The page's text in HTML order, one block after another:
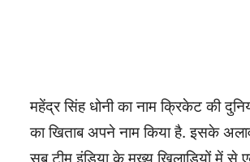
महेंद्र सिंह धोनी का नाम क्रिकेट की
का खिताब अपने नाम किया है. इसके